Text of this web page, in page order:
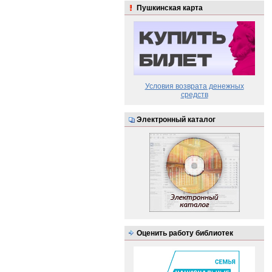
Пушкинская карта
Условия возврата денежных
средств
Электронный каталог
Оценить работу библиотек